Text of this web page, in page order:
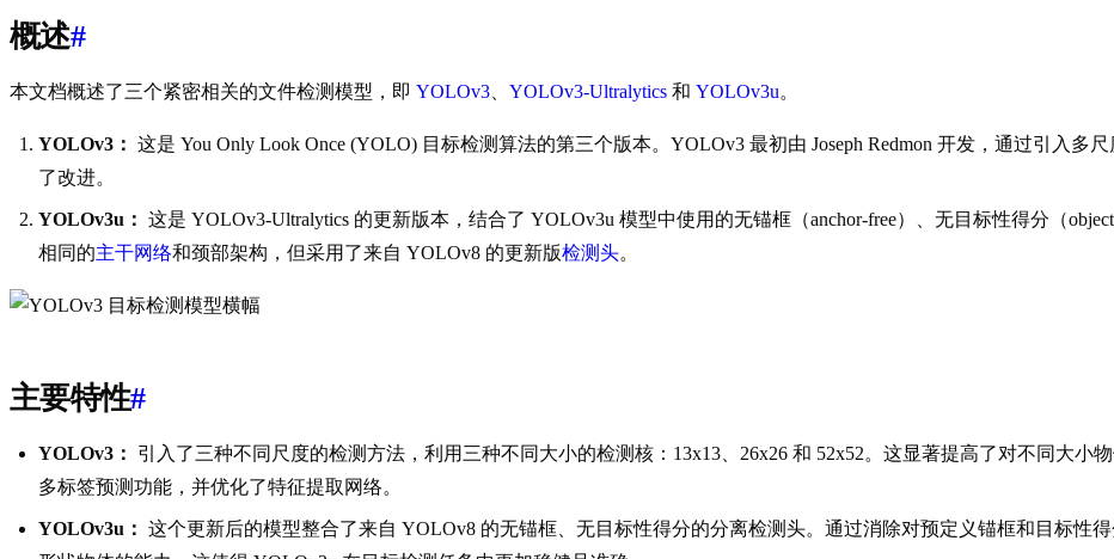
概述#
本文档概述了三个紧密相关的文件检测模型，即 YOLOv3 YOLOv3-Ultralytics 和 YOLOv3u。
YOLOv3： 这是 You Only Look Once (YOLO) 目标检测算法的第三个版本。YOLOv3 最初由 Joseph Redmon 开发，通过引入
了改进。
YOLOv3u： 这是 YOLOv3-Ultralytics 的更新版本，结合了 YOLOv3u 模型中使用的无锚框（anchor-free）、无目标性得分（
相同的主干网络和颈部架构，但采用了来自 YOLOv8 的更新版检测头。
主要特性#
YOLOv3： 引入了三种不同尺度的检测方法，利用三种不同大小的检测核：13x13、26x26 和 52x52。这显著提高了对不同大小
多标签预测功能，并优化了特征提取网络。
YOLOv3u： 这个更新后的模型整合了来自 YOLOv8 的无锚框、无目标性得分的分离检测头。通过消除对预定义锚框和目标性